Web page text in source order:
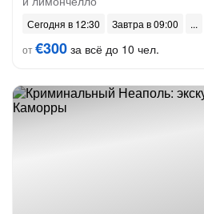
Сегодня в 12:30
Завтра в 09:00
от€300 за всё до 10 чел.